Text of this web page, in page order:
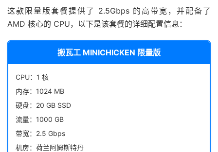
这款限量版套餐提供了 2.5Gbps 的高带宽，并配备了
AMD 核心的 CPU，以下是该套餐的详细配置信息：
搬瓦工 MINICHICKEN 限量版
CPU：1 核
内存：1024 MB
硬盘：20 GB SSD
流量：1000 GB
带宽：2.5 Gbps
机房：荷兰阿姆斯特丹